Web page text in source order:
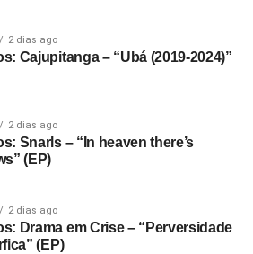
2 dias ago
Cajupitanga – “Ubá (2019-2024)”
2 dias ago
Snarls – “In heaven there’s
(EP)
2 dias ago
Drama em Crise – “Perversidade
(EP)